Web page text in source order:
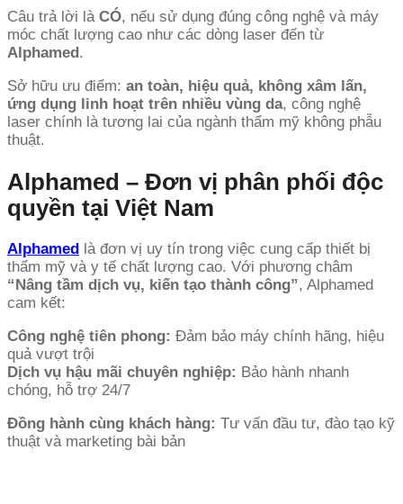
Câu trả lời là CÓ, nếu sử dụng đúng công nghệ và máy
móc chất lượng cao như các dòng laser đến từ
Alphamed .
Sở hữu ưu điểm: an toàn, hiệu quả, không xâm lấn,
ứng dụng linh hoạt trên nhiều vùng da, công nghệ
laser chính là tương lai của ngành thẩm mỹ không phẫu
thuật.
Alphamed – Đơn vị phân phối độc
quyền tại Việt Nam
Alphamed là đơn vị uy tín trong việc cung cấp thiết bị
thẩm mỹ và y tế chất lượng cao. Với phương châm
“Nâng tầm dịch vụ, kiến tạo thành công”, Alphamed
cam kết:
Công nghệ tiên phong: Đảm bảo máy chính hãng, hiệu
quả vượt trội
Dịch vụ hậu mãi chuyên nghiệp: Bảo hành nhanh
chóng, hỗ trợ 24/7
Đồng hành cùng khách hàng: Tư vấn đầu tư, đào tạo kỹ
thuật và marketing bài bản